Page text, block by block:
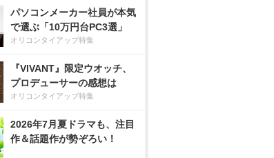
パソコンメーカー社員が本気
で選ぶ「10万円台PC3選」
オリコンタイアップ特集
『VIVANT』限定ウオッチ、
プロデューサーの感想は
オリコンタイアップ特集
2026年7月夏ドラマも、注目
作＆話題作が勢ぞろい！